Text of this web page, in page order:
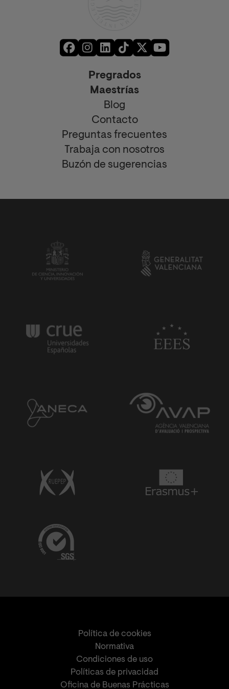
Pregrados
Maestrías
Blog
Contacto
Preguntas frecuentes
Trabaja con nosotros
Buzón de sugerencias
Política de cookies
Normativa
Condiciones de uso
Políticas de privacidad
Oficina de Buenas Prácticas